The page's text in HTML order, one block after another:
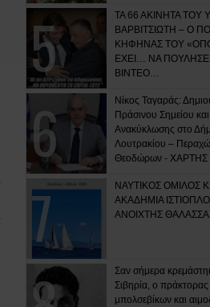
ΤΑ 66 ΑΚΙΝΗΤΑ ΤΟΥ
ΒΑΡΒΙΤΣΙΩΤΗ – Ο
ΚΗΦΗΝΑΣ ΤΟΥ
ΕΧΕΙ… ΝΑ
ΒΙΝΤΕΟ…
Νίκος Ταγαράς:
Πράσινου Σημείου
Ανακύκλωσης στο
Λουτρακίου –
Θεοδώρων - ΧΑΡΤΗΣ
ΝΑΥΤΙΚΟΣ ΟΜΙΛΟΣ
ΑΚΑΔΗΜΙΑ
ΑΝΟΙΧΤΗΣ
Σαν σήμερα
Σιβηρία, ο
μπολσεβίκων και